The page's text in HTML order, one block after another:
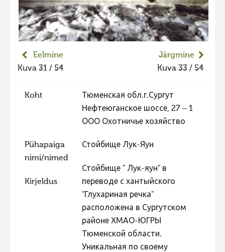
Liikuvad kuvad 2025
Hiite kuvavõistlus 2024
Liikuvad kuvad 2024
Hiite kuvavõistlus 2023 lisa
Liikuvad kuvad 2022
Hiite kuvavõistlus 2021
Hiite kuvavõistlus 2021 lisa
Liikuvad kuvad 2021
Eelmine
Kuva 31 / 54
Järgmine
Kuva 33 / 54
Koht
Тюменская обл.г.Сургут
Нефтеюганское шоссе, 27 – 1
ООО Охотничье хозяйство
Pühapaiga
nimi/nimed
Стойбище Лук-Яун
Kirjeldus
Стойбище " Лук-яун" в
переводе с хантыйского
"Глухариная речка"
расположена в Сургутском
районе ХМАО-ЮГРЫ
Тюменской области.
Уникальная по своему